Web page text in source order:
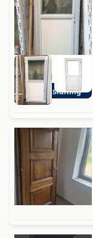
5-punt sluiting